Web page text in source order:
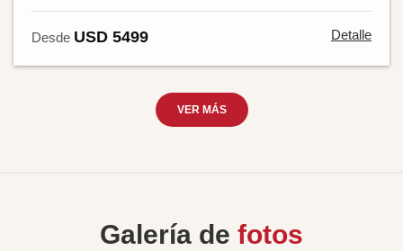
Desde USD 5499 Detalle
VER MÁS
Galería de fotos